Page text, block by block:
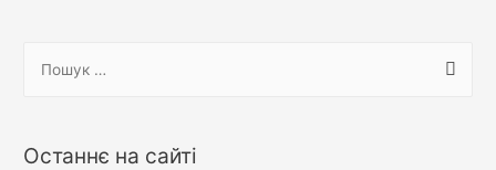
у
Останнє на сайті